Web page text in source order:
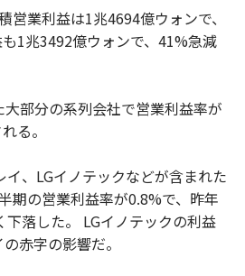
営業利益は1兆4694億ウォンで、
1兆3492億ウォンで、41%急減
大部分の系列会社で営業利益率が
る。
イ、LGイノテックなどが含まれた
期の営業利益率が0.8%で、昨年
落した。 LGイノテックの利益
赤字の影響だ。